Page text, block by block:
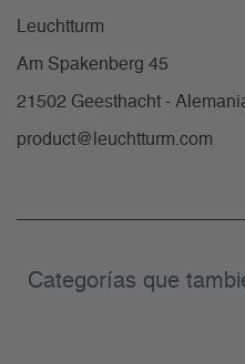
Leuchtturm
Am Spakenberg 45
21502 Geesthacht -
product@leuchtturm.com
Categorías que